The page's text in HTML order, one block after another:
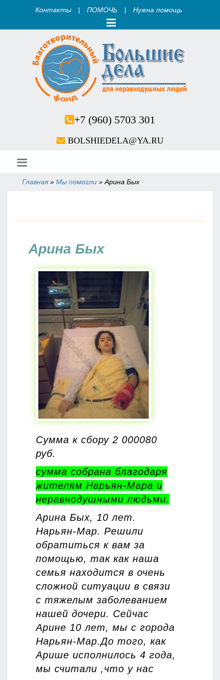
Контакты | ПОМОЧЬ | Нужна помощь
+7 (960) 5703 301
BOLSHIEDELA@YA.RU
Главная » Мы помогли » Арина Бых
Арина Бых
Сумма к сбору 2 000080
руб.
сумма собрана благодаря
жителям Нарьян-Мара и
неравнодушными людьми.
Арина Бых, 10 лет.
Нарьян-Мар. Решили
обратиться к вам за
помощью, так как наша
семья находится в очень
сложной ситуации в связи
с тяжелым заболеванием
нашей дочери. Сейчас
Арине 10 лет, мы с города
Нарьян-Мар.До того, как
Арише исполнилось 4 года,
мы считали ,что у нас